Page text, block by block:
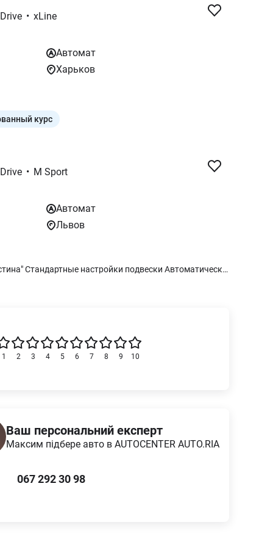
• xLine
Автомат
Харьков
курс
• M Sport
Автомат
Львов
Официальный дилер BMW ПФ "Христина" Стандартные настройки подвески Автоматическая трансмиссия `Steptronic` с подрулевыми лепестками переключения передач Driving Assistant Юридический экстренный вызов BMW Individual обработка кузова `High - gloss Shadow Line` с расширенным содержанием Активная защита пешеходов Пакет `M Sport` Спортивные передние сиденья Рулевое колесо с кожаной обивкой BMW Individual обработка кузова High - gloss Shadow Line BMW Individual обработка потолка `Anthracite` 18" M диски "Double-spoke style 838 M Bicolour" Панели салона Aluminium Hexacube Pale M Панель приборов `Luxury` Адаптивная M подвеска M Sport экстерьер M Sport интерьер Специальный дополнительный контент M Sport Пакет опций Система комфортного доступа Внешнее левое зеркало заднего вида и внутреннее с затемнением Салонное зеркало заднего вида с автозатемнением Адаптивные светодиодные фары Система автоматического управления дальним светом Беспроводная зарядка с охлаждением устройства Подогрев руля Крепления для детских кресел `Isofix` Подогрев передних сидений Акустическая система `HiFi Harman Kardon` Болты-секретки для колес Индикатор давления в шинах Ремонтный комплект шин Plus Teleservices Пакет Connected неограниченный
10
9
8
7
6
5
4
3
2
1
Ваш персональний експерт
Максим підбере авто в AUTOCENTER AUTO.RIA
067 292 30 98